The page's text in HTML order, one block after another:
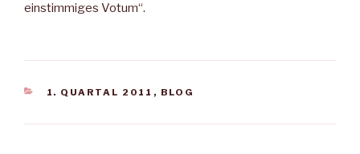
einstimmiges Votum“.
KATEGORIEN
1. QUARTAL 2011 , BLOG